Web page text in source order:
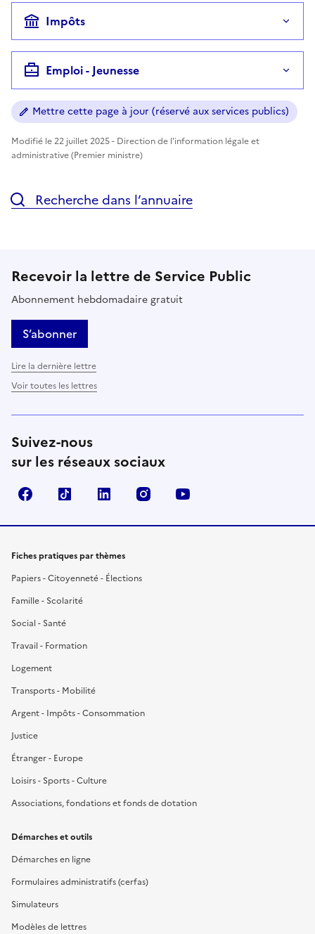
Impôts
Emploi - Jeunesse
Mettre cette page à jour (réservé aux services publics)
Modifié le 22 juillet 2025 - Direction de l'information légale et
administrative (Premier ministre)
Recherche dans l’annuaire
Recevoir la lettre de Service Public
Abonnement hebdomadaire gratuit
S’abonner
Lire la dernière lettre
Voir toutes les lettres
Suivez-nous
sur les réseaux sociaux
FacebookTikTok LinkedIn Instagram
Fiches pratiques par thèmes
Papiers - Citoyenneté - Élections
Famille - Scolarité
Social - Santé
Travail - Formation
Logement
Transports - Mobilité
Argent - Impôts - Consommation
Justice
Étranger - Europe
Loisirs - Sports - Culture
Associations, fondations et fonds de dotation
Démarches et outils
Démarches en ligne
Formulaires administratifs (cerfas)
Simulateurs
Modèles de lettres